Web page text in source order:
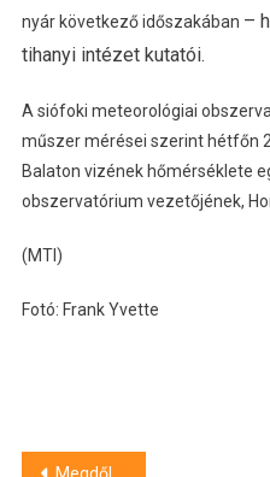
nyár következő időszakában –
tihanyi intézet kutatói.
A siófoki meteorológiai
műszer mérései szerint hétfőn
Balaton vizének hőmérséklete
obszervatórium vezetőjének,
(MTI)
Fotó: Frank Yvette